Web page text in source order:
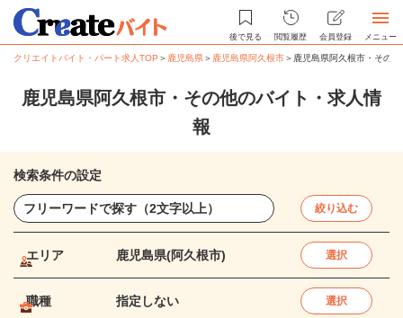
後で見る 閲覧履歴 会員登録 メニュー
クリエイトバイト・パート求人TOP ＞ 鹿児島県＞ 鹿児島県阿久根市＞ 鹿児島県阿久根市・その
鹿児島県阿久根市・その他のバイト・求人情
報
検索条件の設定
絞り込む
エリア 鹿児島県(阿久根市) 選択
職種 指定しない 選択